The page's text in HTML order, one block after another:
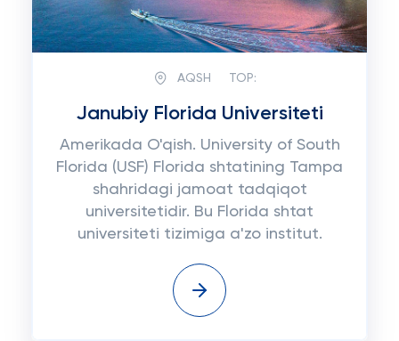
AQSH TOP:
Janubiy Florida Universiteti
Amerikada O'qish. University of South
Florida (USF) Florida shtatining Tampa
shahridagi jamoat tadqiqot
universitetidir. Bu Florida shtat
universiteti tizimiga a'zo institut.